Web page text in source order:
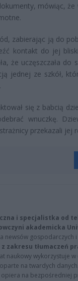
mówiąc, że
zabierając ją do
kontakt do jej
że uczęszczała do
jednej ze szkół,
się z babcią
wnuczkę.
przekazali jej
i specjalistka od
akademicka
newsów gospodarczych
zakresu tłumaczeń
naukowy wykorzystuje
na twardych
na bezpośredniej